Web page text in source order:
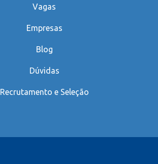
Vagas
Empresas
Blog
Dúvidas
Recrutamento e Seleção